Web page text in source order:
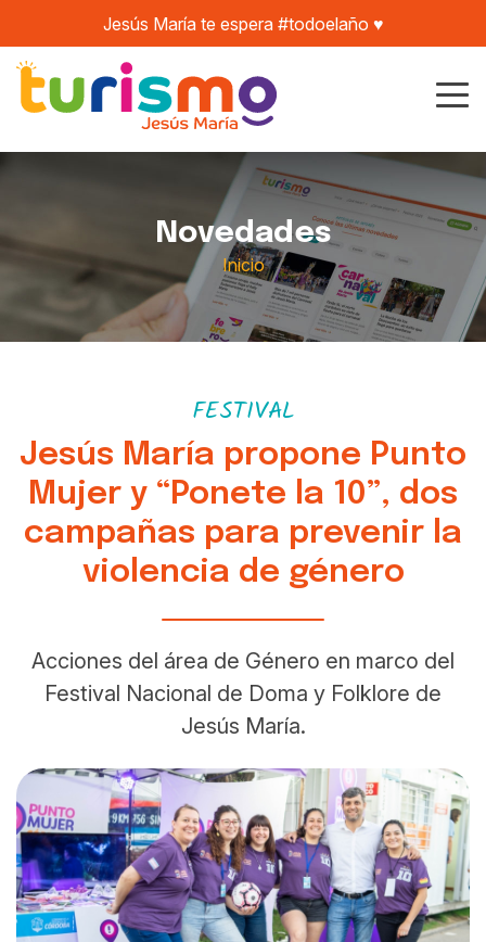
Jesús María te espera #todoelaño ♥️
Novedades
Inicio
FESTIVAL
Jesús María propone Punto
Mujer y “Ponete la 10”, dos
campañas para prevenir la
violencia de género
Acciones del área de Género en marco del
Festival Nacional de Doma y Folklore de
Jesús María.